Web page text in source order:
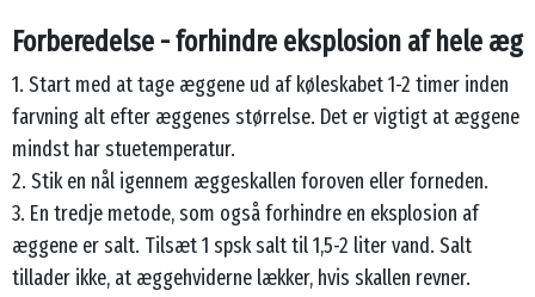
Forberedelse - forhindre eksplosion af hele æg
1. Start med at tage æggene ud af køleskabet 1-2 timer inden
farvning alt efter æggenes størrelse. Det er vigtigt at æggene
mindst har stuetemperatur.
2. Stik en nål igennem æggeskallen foroven eller forneden.
3. En tredje metode, som også forhindre en eksplosion af
æggene er salt. Tilsæt 1 spsk salt til 1,5-2 liter vand. Salt
tillader ikke, at æggehviderne lækker, hvis skallen revner.